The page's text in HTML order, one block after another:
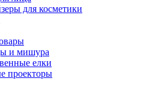
для косметики
и мишура
елки
проекторы